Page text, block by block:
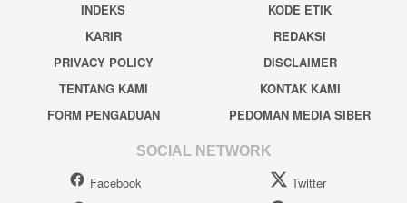
INDEKS
KODE ETIK
KARIR
REDAKSI
PRIVACY POLICY
DISCLAIMER
TENTANG KAMI
KONTAK KAMI
FORM PENGADUAN
PEDOMAN MEDIA SIBER
SOCIAL NETWORK
Facebook
Twitter